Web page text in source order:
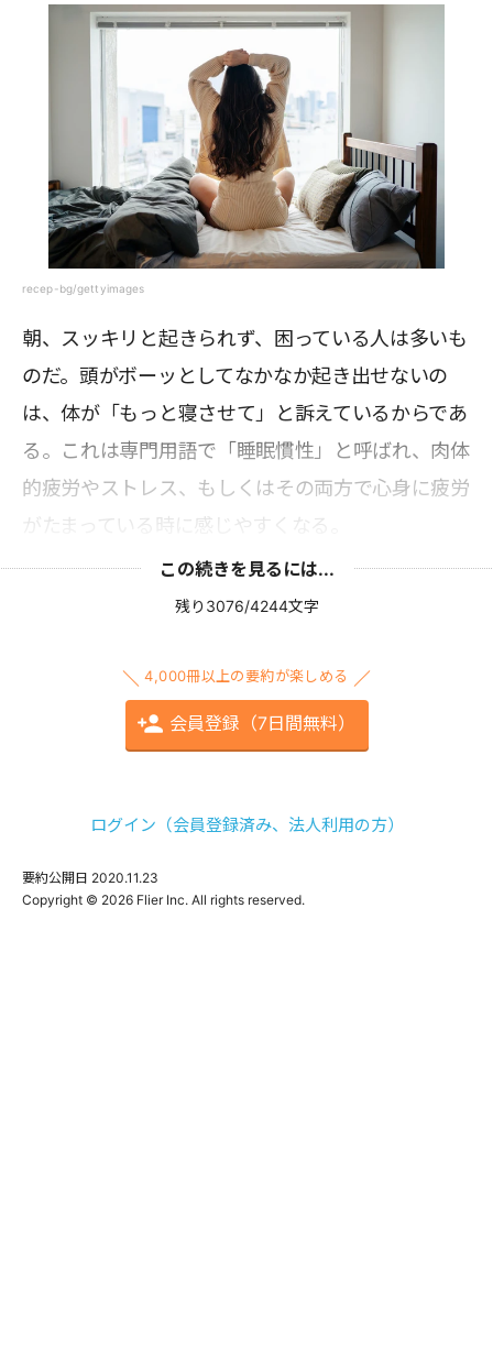
recep-bg/gettyimages
朝、スッキリと起きられず、困っている人は多いも
のだ。頭がボーッとしてなかなか起き出せないの
は、体が「もっと寝させて」と訴えているからであ
る。これは専門用語で「睡眠慣性」と呼ばれ、肉体
的疲労やストレス、もしくはその両方で心身に疲労
がたまっている時に感じやすくなる。
この続きを見るには...
残り3076/4244文字
4,000冊以上の要約が楽しめる
会員登録（7日間無料）
ログイン（会員登録済み、法人利用の方）
要約公開日 2020.11.23